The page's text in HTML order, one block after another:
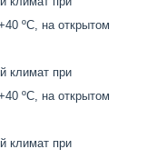
ºС, на открытом
климат при
ºС, на открытом
климат при